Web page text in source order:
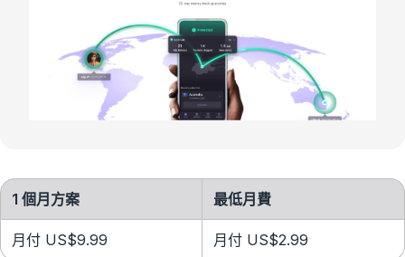
1 個月方案 最低月費
月付 US$9.99 月付 US$2.99